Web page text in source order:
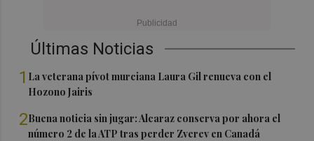
Últimas Noticias
1 La veterana pívot murciana Laura Gil renueva con el
Hozono Jairis
2Buena noticia sin jugar: Alcaraz conserva por ahora el
número 2 de la ATP tras perder Zverev en Canadá